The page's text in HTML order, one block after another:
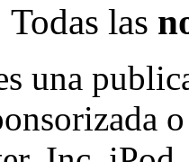
Todas las
una